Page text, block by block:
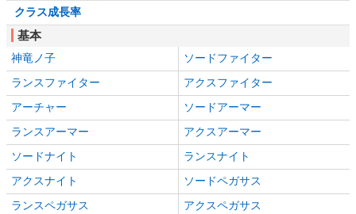
クラス成長率
基本
神竜ノ子
ソードファイター
ランスファイター
アクスファイター
アーチャー
ソードアーマー
ランスアーマー
アクスアーマー
ソードナイト
ランスナイト
アクスナイト
ソードペガサス
ランスペガサス
アクスペガサス